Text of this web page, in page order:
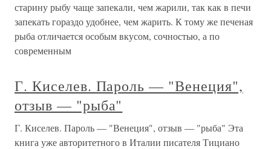
старину рыбу чаще запекали, чем жарили, так как в печи
запекать гораздо удобнее, чем жарить. К тому же печеная
рыба отличается особым вкусом, сочностью, а по
современным
Г. Киселев. Пароль — "Венеция",
отзыв — "рыба"
Г. Киселев. Пароль — "Венеция", отзыв — "рыба" Эта
книга уже авторитетного в Италии писателя Тициано